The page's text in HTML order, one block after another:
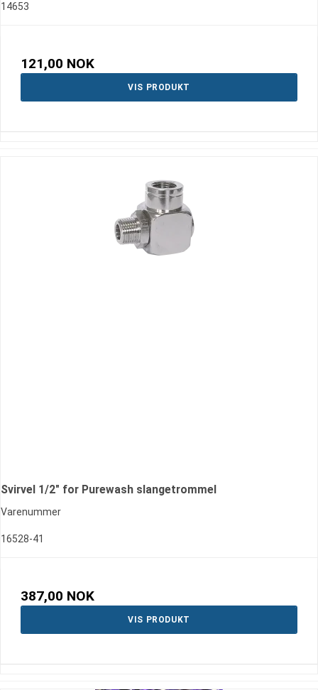
14653
121,00 NOK
VIS PRODUKT
Svirvel 1/2" for Purewash slangetrommel
Varenummer
16528-41
387,00 NOK
VIS PRODUKT